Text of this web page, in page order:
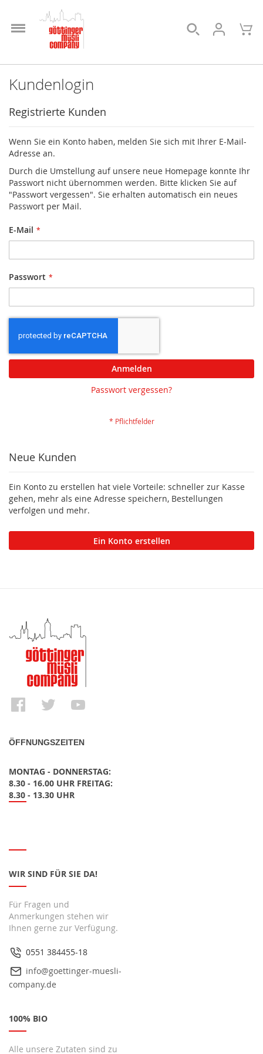
Inhalt
Suche
Kundenlogin
Registrierte Kunden
Wenn Sie ein Konto haben, melden Sie sich mit Ihrer E-Mail-
Adresse an.
Durch die Umstellung auf unsere neue Homepage konnte Ihr
Passwort nicht übernommen werden. Bitte klicken Sie auf
"Passwort vergessen". Sie erhalten automatisch ein neues
Passwort per Mail.
E-Mail
Passwort
Anmelden
Passwort vergessen?
Neue Kunden
Ein Konto zu erstellen hat viele Vorteile: schneller zur Kasse
gehen, mehr als eine Adresse speichern, Bestellungen
verfolgen und mehr.
Ein Konto erstellen
ÖFFNUNGSZEITEN
MONTAG - DONNERSTAG:
8.30 - 16.00 UHR FREITAG:
8.30 - 13.30 UHR
WIR SIND FÜR SIE DA!
Für Fragen und
Anmerkungen stehen wir
Ihnen gerne zur Verfügung.
0551 384455-18
info@goettinger-muesli-
company.de
100% BIO
Alle unsere Zutaten sind zu